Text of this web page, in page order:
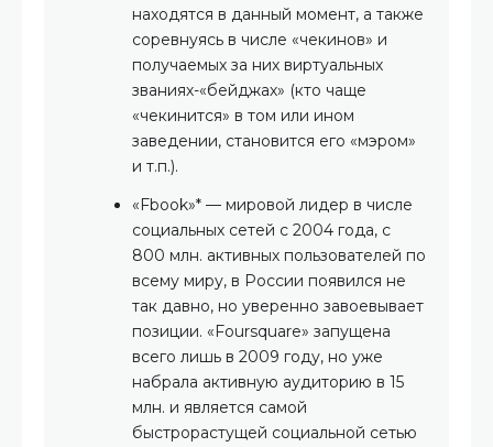
находятся в данный момент, а также
соревнуясь в числе «чекинов» и
получаемых за них виртуальных
званиях-«бейджах» (кто чаще
«чекинится» в том или ином
заведении, становится его «мэром»
и т.п.).
«Fbook»* — мировой лидер в числе
социальных сетей с 2004 года, с
800 млн. активных пользователей по
всему миру, в России появился не
так давно, но уверенно завоевывает
позиции. «Foursquare» запущена
всего лишь в 2009 году, но уже
набрала активную аудиторию в 15
млн. и является самой
быстрорастущей социальной сетью